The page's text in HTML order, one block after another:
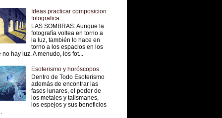
Ideas practicar composicion
fotografica
LAS SOMBRAS: Aunque la
fotografía voltea en torno a
la luz, también lo hace en
torno a los espacios en los
no hay luz. A menudo, los fot...
Esoterismo y horóscopos
Dentro de Todo Esoterismo
además de encontrar las
fases lunares, el poder de
los metales y talismanes,
los espejos y sus beneficios